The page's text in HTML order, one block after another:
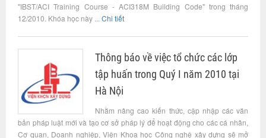
"IBST/ACI Training Course - ACI318M Building Code" trong tháng
12/2010. Khóa học này ... Chi tiết
Thông báo về việc tổ chức các lớp
tập huấn trong Quý I năm 2010 tại
Hà Nội
Nhằm nâng cao kiến thức, cập nhập các văn
bản pháp luật mới và tạo cơ sở pháp lý để hoạt động cho các cá nhân,
Cơ quan, Doanh nghiệp, Viện Khoa học Công nghệ xây dựng sẽ mở